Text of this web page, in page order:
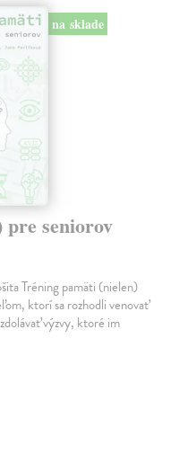
na sklade
seniorov
Tréning pamäti (nielen)
ktorí sa rozhodli venovať
výzvy, ktoré im